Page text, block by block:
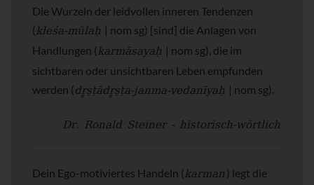
Die Wurzeln der leidvollen inneren Tendenzen
(kleśa-mūlaḥ | nom sg) [sind] die Anlagen von
Handlungen (karmāsayaḥ | nom sg), die im
sichtbaren oder unsichtbaren Leben empfunden
werden (dr̥ṣṭādr̥ṣṭa-janma-vedanīyaḥ | nom sg).
Dr. Ronald Steiner - historisch-wörtlich
Dein Ego-motiviertes Handeln (karman ) legt die